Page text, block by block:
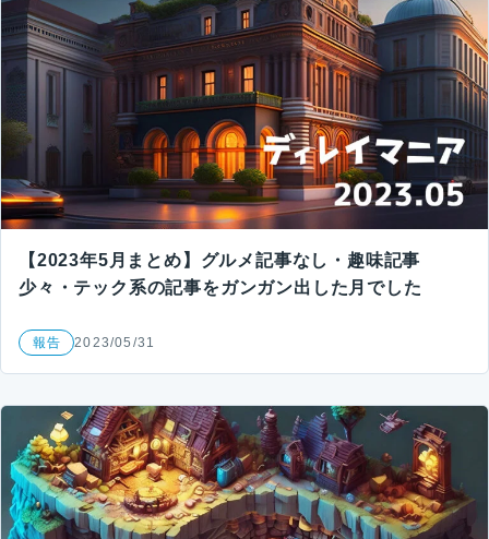
【2023年5月まとめ】グルメ記事なし・趣味記事
少々・テック系の記事をガンガン出した月でした
報告 2023/05/31